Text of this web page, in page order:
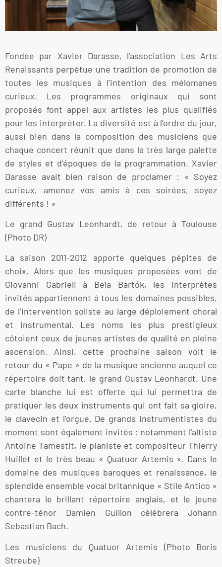
Fondée par Xavier Darasse, l’association Les Arts
Renaissants perpétue une tradition de promotion de
toutes les musiques à l’intention des mélomanes
curieux. Les programmes originaux qui sont
proposés font appel aux artistes les plus qualifiés
pour les interpréter. La diversité est à l’ordre du jour,
aussi bien dans la composition des musiciens que
chaque concert réunit que dans la très large palette
de styles et d’époques de la programmation. Xavier
Darasse avait bien raison de proclamer : « Soyez
curieux, amenez vos amis à ces soirées, soyez
différents ! »
Le grand Gustav Leonhardt, de retour à Toulouse
(Photo DR)
La saison 2011-2012 apporte quelques pépites de
choix. Alors que les musiques proposées vont de
Giovanni Gabrieli à Bela Bartók, les interprètes
invités appartiennent à tous les domaines possibles,
de l’intervention soliste au large déploiement choral
et instrumental. Les noms les plus prestigieux
côtoient ceux de jeunes artistes de qualité en pleine
ascension. Ainsi, cette prochaine saison voit le
retour du « Pape » de la musique ancienne auquel ce
répertoire doit tant, le grand Gustav Leonhardt. Une
carte blanche lui est offerte qui lui permettra de
pratiquer les deux instruments qui ont fait sa gloire,
le clavecin et l’orgue. De grands instrumentistes du
moment sont également invités : notamment l’altiste
Antoine Tamestit, le pianiste et compositeur Thierry
Huillet et le très beau « Quatuor Artemis ». Dans le
domaine des musiques baroques et renaissance, le
splendide ensemble vocal britannique « Stile Antico »
chantera le brillant répertoire anglais, et le jeune
contre-ténor Damien Guillon célèbrera Johann
Sebastian Bach.
Les musiciens du Quatuor Artemis (Photo Boris
Streube)